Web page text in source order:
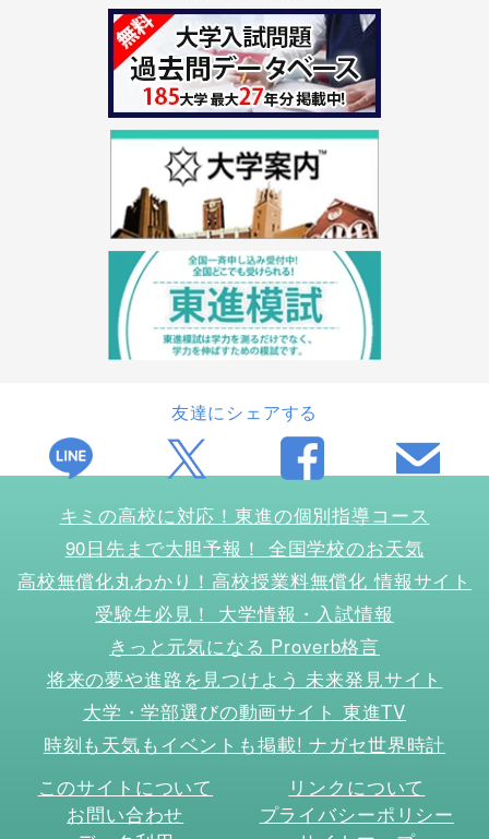
友達にシェアする
キミの高校に対応！東進の個別指導コース
90日先まで大胆予報！ 全国学校のお天気
高校無償化丸わかり！高校授業料無償化 情報サイト
受験生必見！ 大学情報・入試情報
きっと元気になる Proverb格言
将来の夢や進路を見つけよう 未来発見サイト
大学・学部選びの動画サイト 東進TV
時刻も天気もイベントも掲載! ナガセ世界時計
このサイトについて
リンクについて
お問い合わせ
プライバシーポリシー